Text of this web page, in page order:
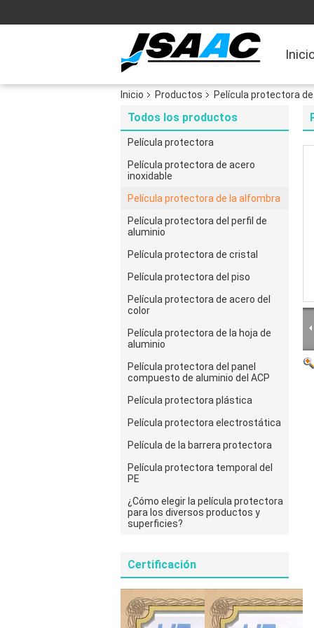
Inicio Productos Película protectora
Todos los productos
Película protectora
Película protectora de acero
inoxidable
Película protectora de la alfombra
Película protectora del perfil de
aluminio
Película protectora de cristal
Película protectora del piso
Película protectora de acero del
color
Película protectora de la hoja de
aluminio
Película protectora del panel
compuesto de aluminio del ACP
Película protectora plástica
Película protectora electrostática
Película de la barrera protectora
Película protectora temporal del
PE
¿Cómo elegir la película protectora
para los diversos productos y
superficies?
Certificación